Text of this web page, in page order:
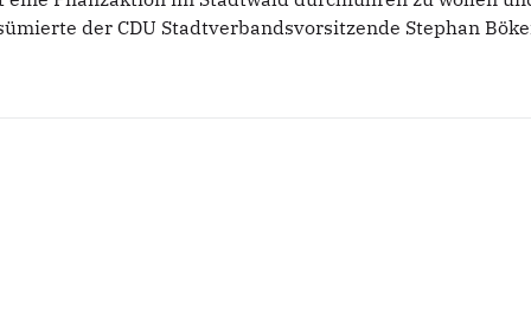
der CDU Stadtverbandsvorsitzende Stephan